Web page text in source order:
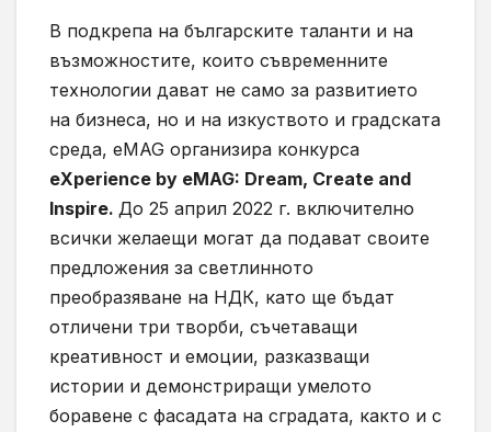
В подкрепа на българските таланти и на
възможностите, които съвременните
технологии дават не само за развитието
на бизнеса, но и на изкуството и градската
среда, eMAG организира конкурса
eXperience by eMAG: Dream, Create and
Inspire. До 25 април 2022 г. включително
всички желаещи могат да подават своите
предложения за светлинното
преобразяване на НДК, като ще бъдат
отличени три творби, съчетаващи
креативност и емоции, разказващи
истории и демонстриращи умелото
боравене с фасадата на сградата, както и с